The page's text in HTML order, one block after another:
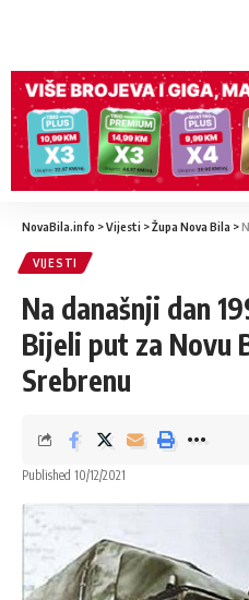
NovaBila.info >Vijesti >Župa Nova Bila >
VIJESTI
Na današnji dan
Bijeli put za Novu
Srebrenu
Published 10/12/2021